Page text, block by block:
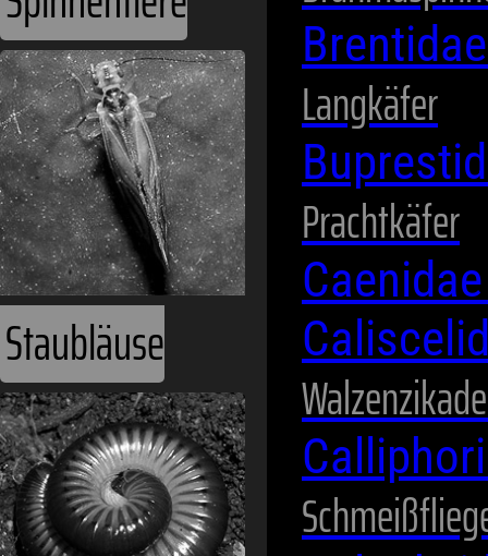
Staubläuse
Tausendfüßer
Langkäfer
Prachtkäfer